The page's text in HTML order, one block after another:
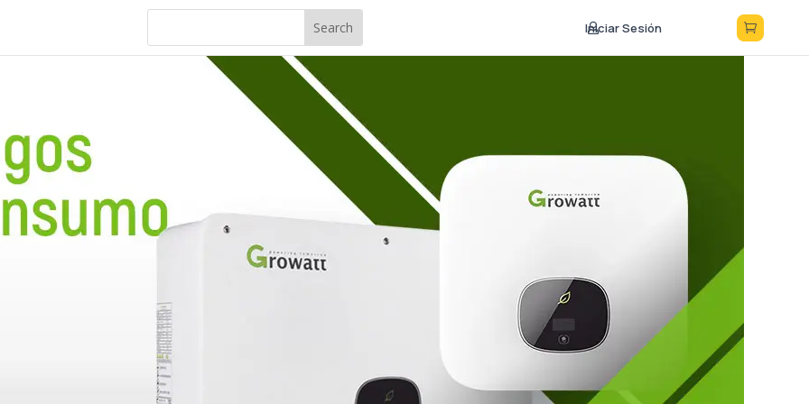

Iniciar Sesión 
